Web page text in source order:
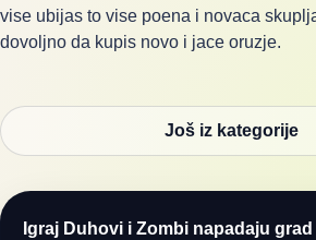
vise ubijas to vise poena i novaca
dovoljno da kupis novo i jace oruzje.
Još iz kategorije
Igraj Duhovi i Zombi napadaju grad